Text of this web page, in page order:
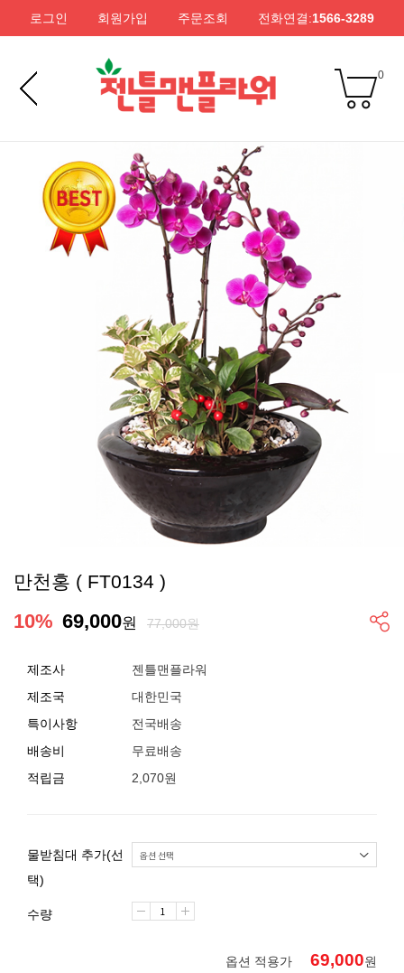
로그인 회원가입 주문조회 전화연결:1566-3289
0
만천홍 ( FT0134 )
10% 69,000원 77,000원
제조사
젠틀맨플라워
제조국
대한민국
특이사항
전국배송
배송비
무료배송
적립금
2,070원
물받침대 추가(선
택)
수량
옵션 적용가 69,000원